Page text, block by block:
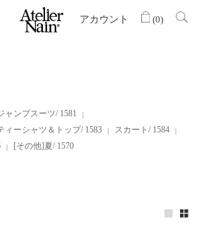
アカウント (0)
ャンプスーツ/ 1581
ィーシャツ＆トップ/ 1583
スカート/ 1584
[その他]夏/ 1570